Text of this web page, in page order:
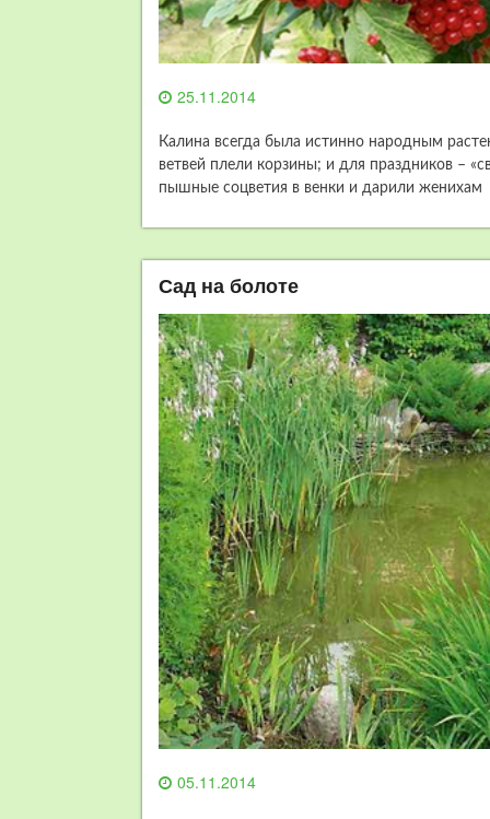
25.11.2014
Калина всегда была истинно народным
ветвей плели корзины; и для праздников –
пышные соцветия в венки и дарили женихам
Сад на болоте
05.11.2014